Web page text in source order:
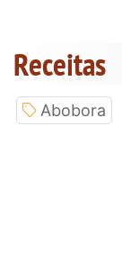
Receitas
Abobora